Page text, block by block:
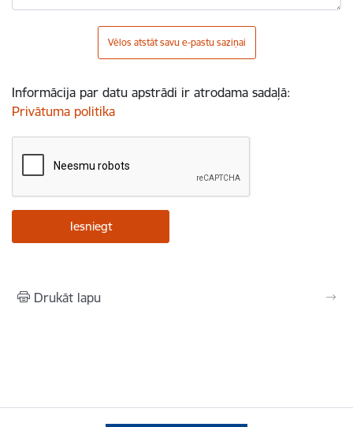
Vēlos atstāt savu e-pastu saziņai
Informācija par datu apstrādi ir atrodama sadaļā:
Privātuma politika
Drukāt lapu